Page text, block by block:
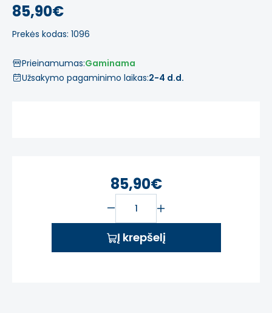
85,90€
Prekės kodas: 1096
Prieinamumas:Gaminama
Užsakymo pagaminimo laikas:2-4 d.d.
85,90€
Į krepšelį